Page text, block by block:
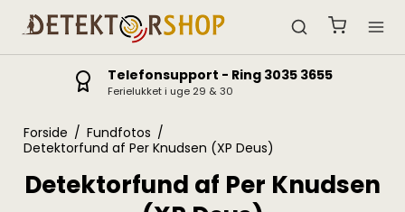
Telefonsupport - Ring 3035 3655
Ferielukket i uge 29 & 30
Forside / Fundfotos /
Detektorfund af Per Knudsen (XP Deus)
Detektorfund af Per Knudsen